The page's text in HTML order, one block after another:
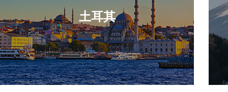
土耳其